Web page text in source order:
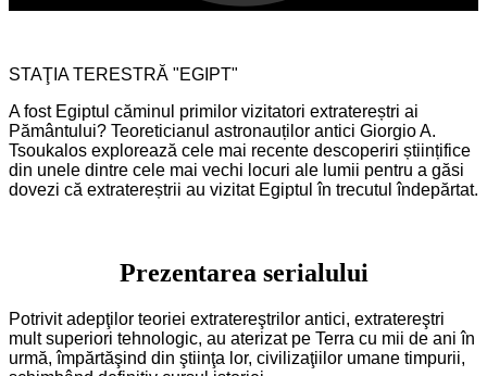
STAŢIA TERESTRĂ "EGIPT"
A fost Egiptul căminul primilor vizitatori extratereștri ai
Pământului? Teoreticianul astronauților antici Giorgio A.
Tsoukalos explorează cele mai recente descoperiri științifice
din unele dintre cele mai vechi locuri ale lumii pentru a găsi
dovezi că extratereștrii au vizitat Egiptul în trecutul îndepărtat.
Prezentarea serialului
Potrivit adepţilor teoriei extratereştrilor antici, extratereştri
mult superiori tehnologic, au aterizat pe Terra cu mii de ani în
urmă, împărtăşind din ştiinţa lor, civilizaţiilor umane timpurii,